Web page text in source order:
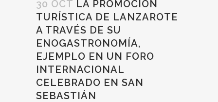
30 OCT LA PROMOCIÓN
TURÍSTICA DE LANZAROTE
A TRAVÉS DE SU
ENOGASTRONOMÍA,
EJEMPLO EN UN FORO
INTERNACIONAL
CELEBRADO EN SAN
SEBASTIÁN